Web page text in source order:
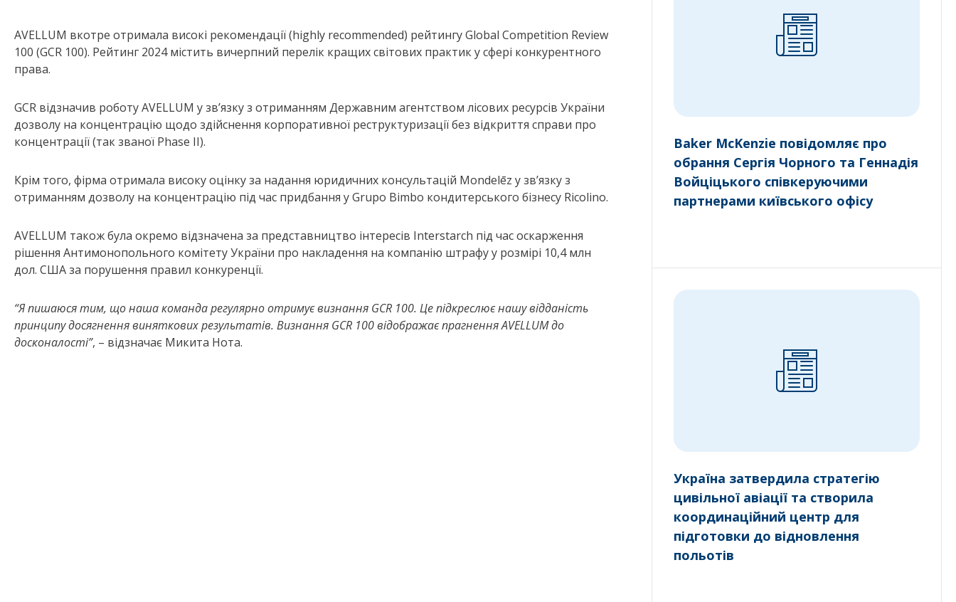
AVELLUM вкотре отримала високі рекомендації (highly recommended) рейтингу Global Competition Review
100 (GCR 100). Рейтинг 2024 містить вичерпний перелік кращих світових практик у сфері конкурентного
права.
GCR відзначив роботу AVELLUM у зв’язку з отриманням Державним агентством лісових ресурсів України
дозволу на концентрацію щодо здійснення корпоративної реструктуризації без відкриття справи про
концентрації (так званої Phase II).
Крім того, фірма отримала високу оцінку за надання юридичних консультацій Mondelēz у зв’язку з
отриманням дозволу на концентрацію під час придбання у Grupo Bimbo кондитерського бізнесу Ricolino.
AVELLUM також була окремо відзначена за представництво інтересів Interstarch під час оскарження
рішення Антимонопольного комітету України про накладення на компанію штрафу у розмірі 10,4 млн
дол. США за порушення правил конкуренції.
“Я пишаюся тим, що наша команда регулярно отримує визнання GCR 100. Це підкреслює нашу відданість
принципу досягнення виняткових результатів. Визнання GCR 100 відображає прагнення AVELLUM до
досконалості”, – відзначає Микита Нота.
Baker McKenzie повідомляє про
обрання Сергія Чорного та Геннадія
Войціцького співкеруючими
партнерами київського офісу
Україна затвердила стратегію
цивільної авіації та створила
координаційний центр для
підготовки до відновлення
польотів